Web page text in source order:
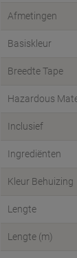
Afmetingen
Basiskleur
Breedte Tape
Hazardous
Inclusief
Ingrediënten
Kleur Behuizing
Lengte
Lengte (m)